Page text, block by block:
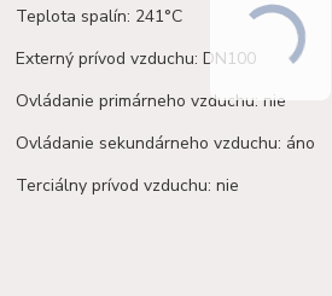
Teplota spalín: 241°C
Externý prívod vzduchu: DN100
Ovládanie primárneho vzduchu: nie
Ovládanie sekundárneho vzduchu: áno
Terciálny prívod vzduchu: nie